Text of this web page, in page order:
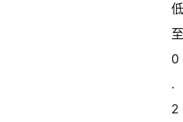
0
.
2